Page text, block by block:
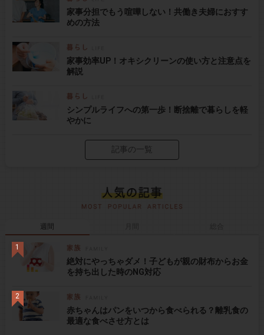
家事分担でもう喧嘩しない！共働き夫婦におすす
めの方法
家事効率UP！オキシクリーンの使い方と注意点を
解説
シンプルライフへの第一歩！断捨離で暮らしを軽
やかに
記事の一覧
週間
絶対にやっちゃダメ！子どもが親の財布からお金
を持ち出した時のNG対応
赤ちゃんはパンをいつから食べられる？離乳食の
最適な食べさせ方とは